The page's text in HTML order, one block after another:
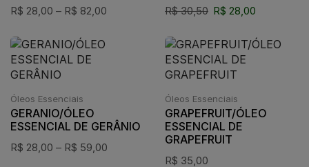
R$ 28,00 – R$ 82,00 R$30,50 R$ 28,00
Óleos Essenciais
GERANIO/ÓLEO
ESSENCIAL DE GERÂNIO
R$ 28,00 – R$ 59,00
Óleos Essenciais
GRAPEFRUIT/ÓLEO
ESSENCIAL DE
GRAPEFRUIT
R$ 35,00